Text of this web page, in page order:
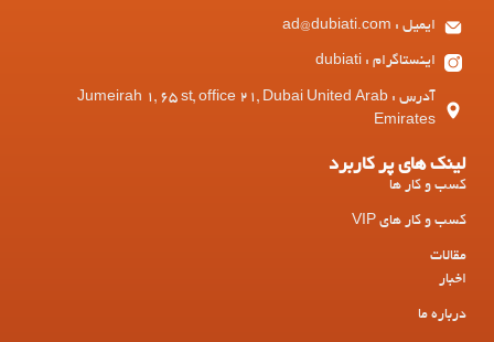
ایمیل : ad@dubiati.com
اینستاگرام : dubiati
آدرس : Jumeirah 1, 65 st, office 21, Dubai United Arab
Emirates
لینک های پر کاربرد
کسب و کار ها
کسب و کار های VIP
مقالات
اخبار
درباره ما